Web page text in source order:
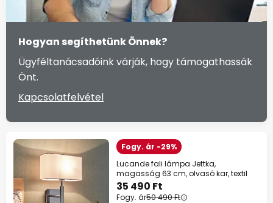
Hogyan segíthetünk Önnek?
Ügyféltanácsadóink várják, hogy támogathassák
Önt.
Kapcsolatfelvétel
Fogy. ár -29%
Lucande fali lámpa Jettka,
magasság 63 cm, olvasó kar, textil
35 490 Ft
Fogy. ár50 490 Ft